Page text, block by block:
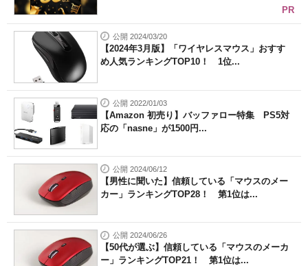
PR
公開 2024/03/20
【2024年3月版】「ワイヤレスマウス」おすす
め人気ランキングTOP10！ 1位...
公開 2022/01/03
【Amazon 初売り】バッファロー特集 PS5対
応の「nasne」が1500円...
公開 2024/06/12
【男性に聞いた】信頼している「マウスのメー
カー」ランキングTOP28！ 第1位は...
公開 2024/06/26
【50代が選ぶ】信頼している「マウスのメーカ
ー」ランキングTOP21！ 第1位は...